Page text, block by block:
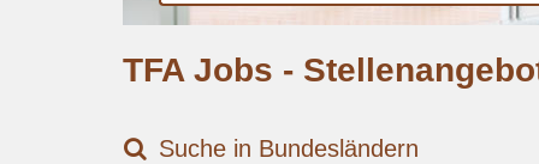
Ort
TFA Jobs -
Suche in Bundesländern